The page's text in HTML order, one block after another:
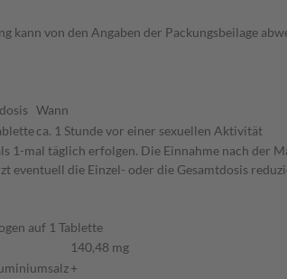
kann von den Angaben der Packungsbeilage
Wann
ca. 1 Stunde vor einer sexuellen Aktivität
1-mal täglich erfolgen. Die Einnahme nach
eventuell die Einzel- oder die Gesamtdosis
auf 1 Tablette
140,48 mg
+